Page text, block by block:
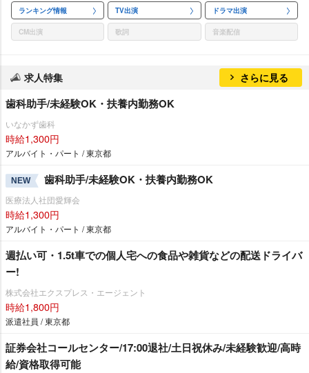
ランキング情報 TV出演 ドラマ出演
CM出演 歌詞 音楽配信
求人特集 さらに見る
歯科助手/未経験OK・扶養内勤務OK
いなかず歯科
時給1,300円
アルバイト・パート / 東京都
NEW 歯科助手/未経験OK・扶養内勤務OK
医療法人社団愛輝会
時給1,300円
アルバイト・パート / 東京都
週払い可・1.5t車での個人宅への食品や雑貨などの配送ドライバ
ー!
株式会社エクスプレス・エージェント
時給1,800円
派遣社員 / 東京都
証券会社コールセンター/17:00退社/土日祝休み/未経験歓迎/高時
給/資格取得可能